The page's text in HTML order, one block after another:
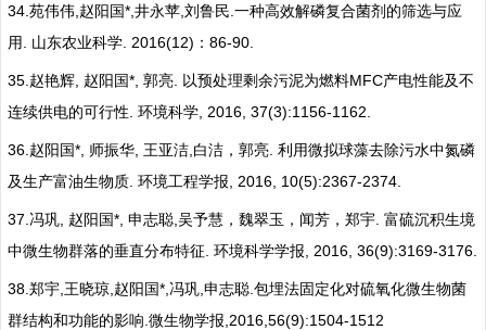
34. 苑伟伟 赵阳国 *, 井永苹 刘鲁民 一种高效解磷复合菌剂的筛选与应
用
山东农业科学 . 2016(12) ： 86-90.
35. 赵艳辉 赵阳国 *, 郭亮 以预处理剩余污泥为燃料MFC产电性能及不
连续供电的可行性 环境科学 , 2016, 37(3):1156-1162.
36. 赵阳国 *, 师振华 王亚洁 白洁，郭亮 利用微拟球藻去除污水中氮磷
及生产富油生物质 环境工程学报 , 2016, 10(5):2367-2374.
37. 冯巩 赵阳国 *, 申志聪 吴予慧，魏翠玉，闻芳，郑宇 富硫沉积生境
中微生物群落的垂直分布特征 环境科学学报 , 2016, 36(9):3169-3176.
38. 郑宇 王晓琼 赵阳国 *, 冯巩 申志聪 包埋法固定化对硫氧化微生物菌
群结构和功能的影响 微生物学报 ,2016,56(9):1504-1512